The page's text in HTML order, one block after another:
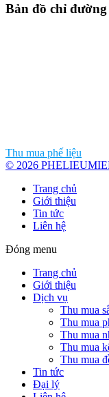
Bản đồ chỉ đường
Thu mua phế liệu
© 2026
Trang chủ
Giới thiệu
Tin tức
Liên hệ
Đóng menu
Trang chủ
Giới thiệu
Dịch vụ
Thu mua
Thu mua
Thu mua
Thu mua
Thu mua
Tin tức
Đại lý